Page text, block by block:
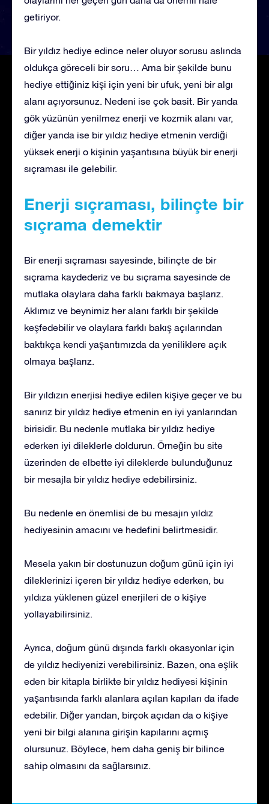
getiriyor.
Bir yıldız hediye edince neler oluyor sorusu aslında
oldukça göreceli bir soru… Ama bir şekilde bunu
hediye ettiğiniz kişi için yeni bir ufuk, yeni bir algı
alanı açıyorsunuz. Nedeni ise çok basit. Bir yanda
gök yüzünün yenilmez enerji ve kozmik alanı var,
diğer yanda ise bir yıldız hediye etmenin verdiği
yüksek enerji o kişinin yaşantısına büyük bir enerji
sıçraması ile gelebilir.
Enerji sıçraması, bilinçte bir
sıçrama demektir
Bir enerji sıçraması sayesinde, bilinçte de bir
sıçrama kaydederiz ve bu sıçrama sayesinde de
mutlaka olaylara daha farklı bakmaya başlarız.
Aklımız ve beynimiz her alanı farklı bir şekilde
keşfedebilir ve olaylara farklı bakış açılarından
baktıkça kendi yaşantımızda da yeniliklere açık
olmaya başlarız.
Bir yıldızın enerjisi hediye edilen kişiye geçer ve bu
sanırız bir yıldız hediye etmenin en iyi yanlarından
birisidir. Bu nedenle mutlaka bir yıldız hediye
ederken iyi dileklerle doldurun. Örneğin bu site
üzerinden de elbette iyi dileklerde bulunduğunuz
bir mesajla bir yıldız hediye edebilirsiniz.
Bu nedenle en önemlisi de bu mesajın yıldız
hediyesinin amacını ve hedefini belirtmesidir.
Mesela yakın bir dostunuzun doğum günü için iyi
dileklerinizi içeren bir yıldız hediye ederken, bu
yıldıza yüklenen güzel enerjileri de o kişiye
yollayabilirsiniz.
Ayrıca, doğum günü dışında farklı okasyonlar için
de yıldız hediyenizi verebilirsiniz. Bazen, ona eşlik
eden bir kitapla birlikte bir yıldız hediyesi kişinin
yaşantısında farklı alanlara açılan kapıları da ifade
edebilir. Diğer yandan, birçok açıdan da o kişiye
yeni bir bilgi alanına girişin kapılarını açmış
olursunuz. Böylece, hem daha geniş bir bilince
sahip olmasını da sağlarsınız.